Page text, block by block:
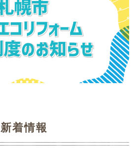
新着情報